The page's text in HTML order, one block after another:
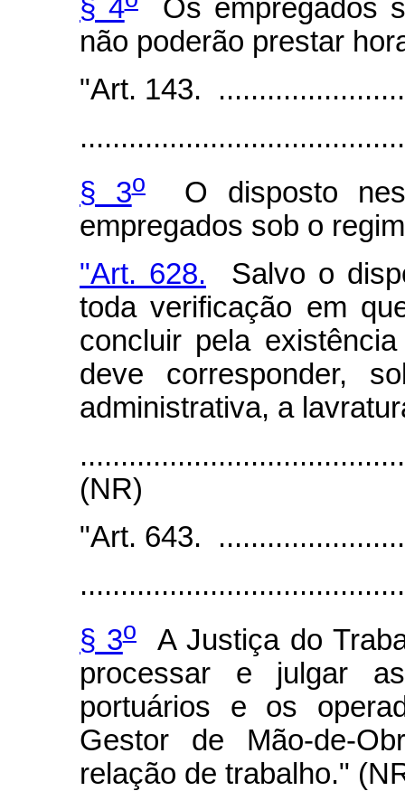
§ 4 Os empregados
não poderão prestar
"Art. 143.
§ 3oO disposto
empregados sob o
"Art. 628. Salvo o
toda verificação em
concluir pela
deve corresponder,
administrativa, a
(NR)
"Art. 643.
§ 3oA Justiça do
processar e julgar
portuários e os
Gestor de Mão-de-
relação de trabalho."